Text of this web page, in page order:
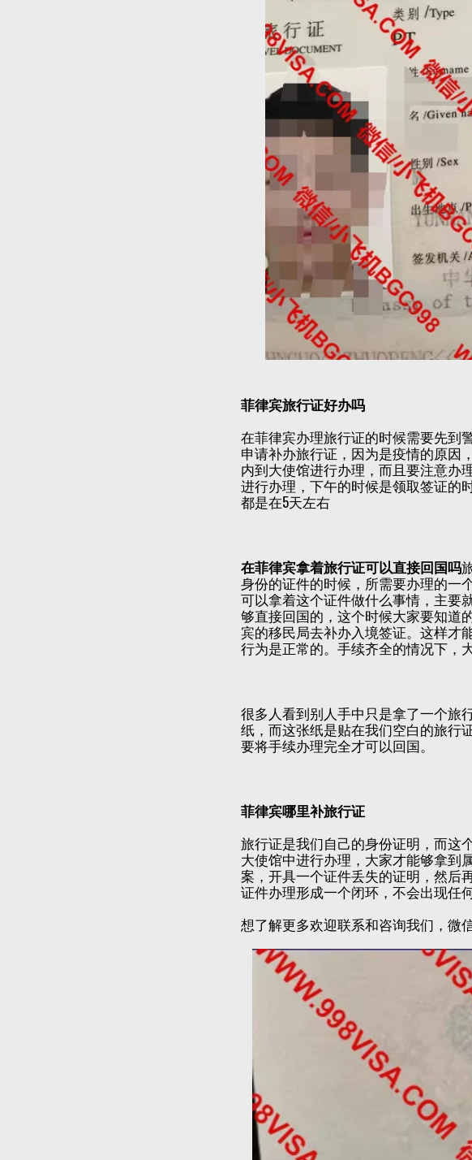
菲律宾旅行证好办吗
在菲律宾办理旅行证的时候需要先到
申请补办旅行证，因为是疫情的原因
内到大使馆进行办理，而且要注意办
进行办理，下午的时候是领取签证的
都是在5天左右
在菲律宾拿着旅行证可以直接回国吗
身份的证件的时候，所需要办理的一
可以拿着这个证件做什么事情，主要
够直接回国的，这个时候大家要知道
宾的移民局去补办入境签证。这样才
行为是正常的。手续齐全的情况下，
很多人看到别人手中只是拿了一个旅
纸，而这张纸是贴在我们空白的旅行
要将手续办理完全才可以回国。
菲律宾哪里补旅行证
旅行证是我们自己的身份证明，而这
大使馆中进行办理，大家才能够拿到
案，开具一个证件丢失的证明，然后
证件办理形成一个闭环，不会出现任
想了解更多欢迎联系和咨询我们，微信